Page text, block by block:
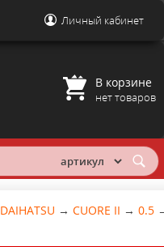
Личный кабинет
В корзине
нет товаров
DAIHATSU → CUORE II → 0.5